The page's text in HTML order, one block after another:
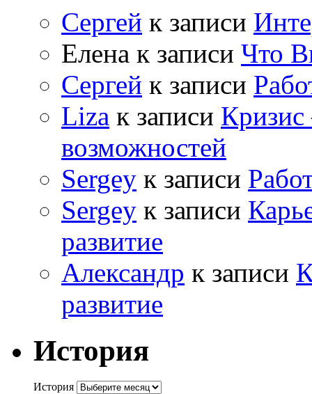
Сергей к записи
Елена к записи Что
Сергей к записи
Liza к записи
возможностей
Sergey к записи
Sergey к записи
развитие
Александр к записи
развитие
История
История